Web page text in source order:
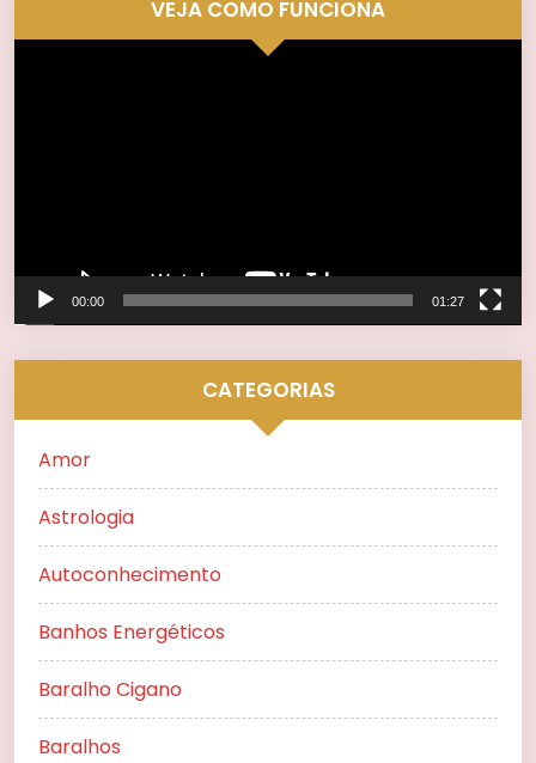
VEJA COMO FUNCIONA
00:00 01:27
CATEGORIAS
Amor
Astrologia
Autoconhecimento
Banhos Energéticos
Baralho Cigano
Baralhos